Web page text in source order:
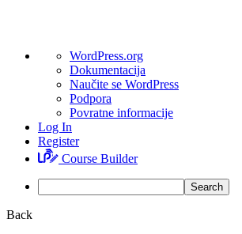
WordPressu
WordPress.org
Dokumentacija
Naučite se WordPress
Podpora
Povratne informacije
Log In
Register
Course Builder
Search
Back